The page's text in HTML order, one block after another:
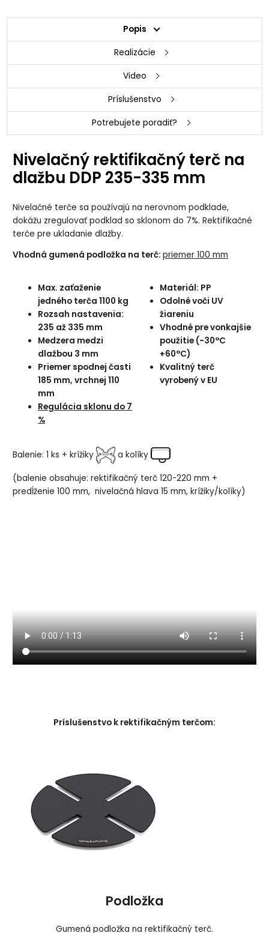
Popis
Realizácie
Video
Príslušenstvo
Potrebujete poradiť?
Nivelačný rektifikačný terč na
dlažbu DDP 235-335 mm
Nivelačné terče sa používajú na nerovnom podklade,
dokážu zregulovať podklad so sklonom do 7%. Rektifikačné
terče pre ukladanie dlažby.
Vhodná gumená podložka na terč:priemer 100 mm
Max. zaťaženie
jedného terča 1100 kg
Rozsah nastavenia:
235 až 335 mm
Medzera medzi
dlažbou 3 mm
Priemer spodnej časti
185 mm, vrchnej 110
mm
Regulácia sklonu do 7
%
Materiál: PP
Odolné voči UV
žiareniu
Vhodné pre vonkajšie
použitie (-30°C
+60°C)
Kvalitný terč
vyrobený v EU
Balenie: 1 ks + krížiky a kolíky
(balenie obsahuje: rektifikačný terč 120-220 mm +
predĺženie 100 mm, nivelačná hlava 15 mm, krížiky/kolíky)
Príslušenstvo k rektifikačným terčom:
Podložka
Gumená podložka na rektifikačný terč.